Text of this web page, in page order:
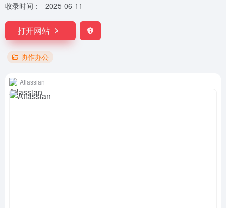
收录时间： 2025-06-11
打开网站
协作办公
Atlassian